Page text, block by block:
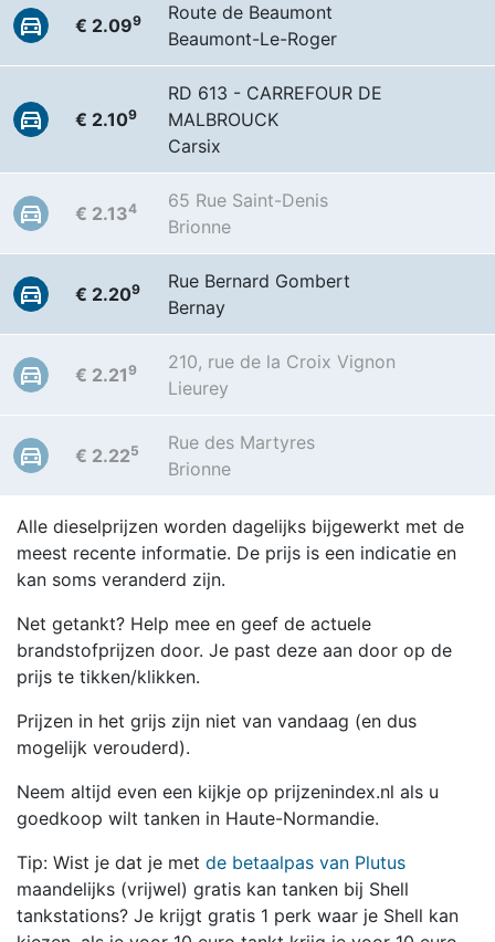
€ 2.099
Route de Beaumont
Beaumont-Le-Roger
€ 2.109
RD 613 - CARREFOUR DE
MALBROUCK
Carsix
€ 2.134
65 Rue Saint-Denis
Brionne
€ 2.209
Rue Bernard Gombert
Bernay
€ 2.219
210, rue de la Croix Vignon
Lieurey
€ 2.225
Rue des Martyres
Brionne
Alle dieselprijzen worden dagelijks bijgewerkt met de
meest recente informatie. De prijs is een indicatie en
kan soms veranderd zijn.
Net getankt? Help mee en geef de actuele
brandstofprijzen door. Je past deze aan door op de
prijs te tikken/klikken.
Prijzen in het grijs zijn niet van vandaag (en dus
mogelijk verouderd).
Neem altijd even een kijkje op prijzenindex.nl als u
goedkoop wilt tanken in Haute-Normandie.
Tip: Wist je dat je met de betaalpas van Plutus
maandelijks (vrijwel) gratis kan tanken bij Shell
tankstations? Je krijgt gratis 1 perk waar je Shell kan